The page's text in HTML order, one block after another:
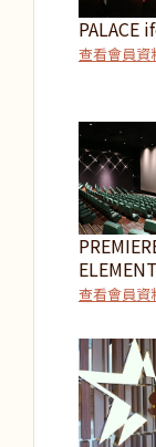
PALACE
查看會員資
查看會員資